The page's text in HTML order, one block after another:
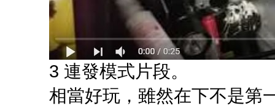
3 連發模式片段。
相當好玩，雖然在下不是第